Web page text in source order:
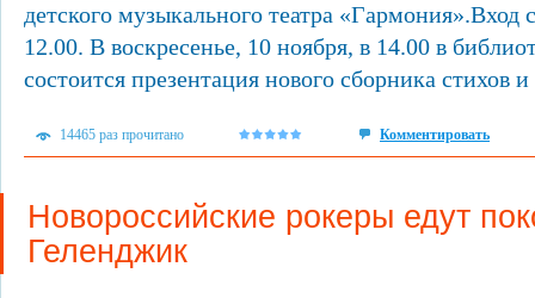
детского музыкального театра «Гармония».Вход
12.00. В воскресенье, 10 ноября, в 14.00 в
состоится презентация нового сборника стихов
14465 раз прочитано Комментировать
Новороссийские рокеры едут
Геленджик